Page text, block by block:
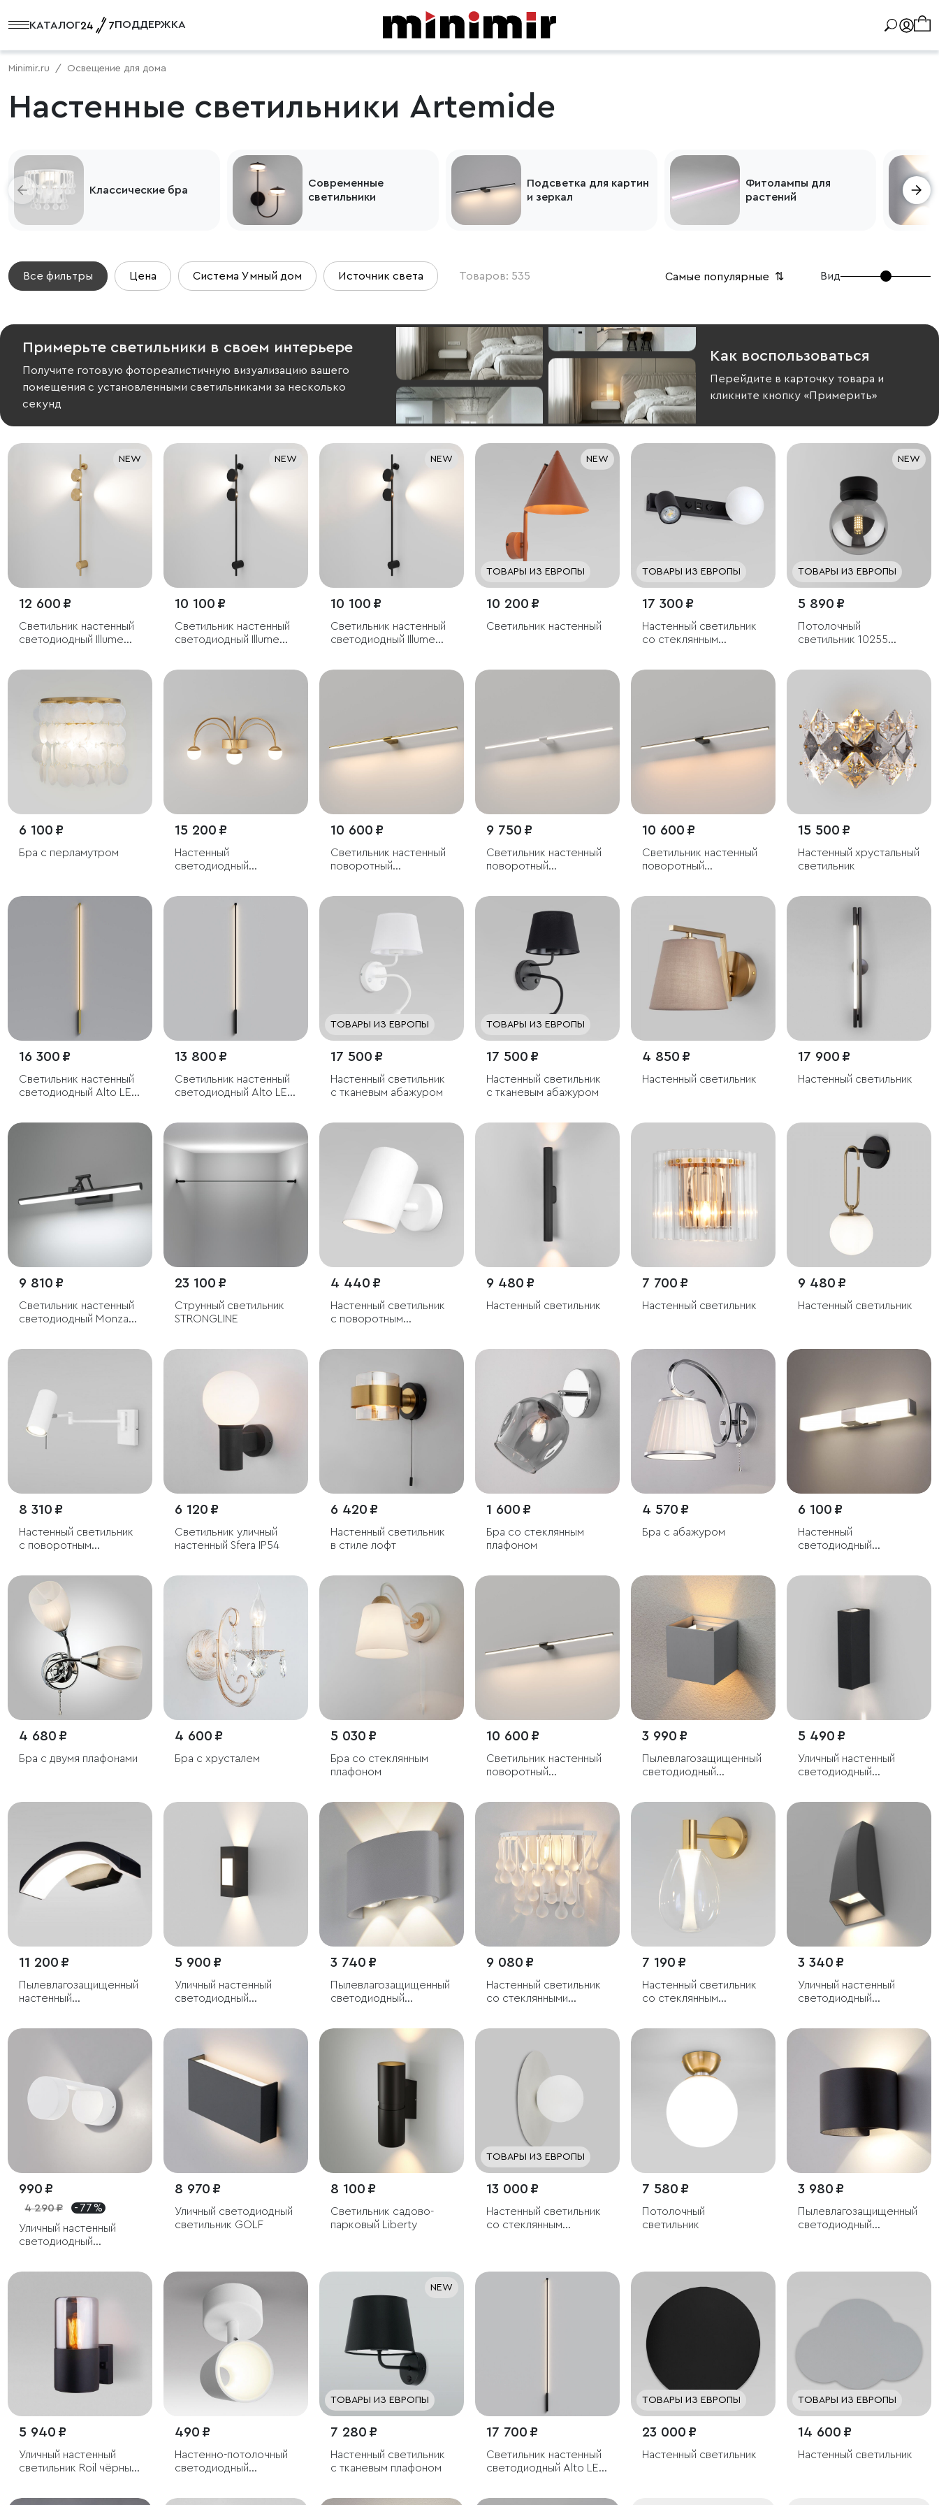
КАТАЛОГ ПОДДЕРЖКА
Minimir.ru Освещение для дома
Настенные светильники Artemide
Классические бра
Современные
светильники
Подсветка для картин
и зеркал
Фитолампы для
растений
Все фильтры Цена Система Умный дом Источник света Товаров: 535 Самые популярные ⇅ Вид
Примерьте светильники в своем интерьере
Получите готовую фотореалистичную визуализацию вашего
помещения с установленными светильниками за несколько
секунд
Как воспользоваться
Перейдите в карточку товара и
кликните кнопку «Примерить»
NEW
12 600 ₽
Cветильник настенный
светодиодный Illume
NEW
10 100 ₽
Светильник настенный
светодиодный Illume
NEW
10 100 ₽
Cветильник настенный
светодиодный Illume
NEW
ТОВАРЫ ИЗ ЕВРОПЫ
10 200 ₽
Светильник настенный
ТОВАРЫ ИЗ ЕВРОПЫ
17 300 ₽
Настенный светильник
со стеклянным
NEW
ТОВАРЫ ИЗ ЕВРОПЫ
5 890 ₽
Потолочный
светильник 10255
6 100 ₽
Бра с перламутром
15 200 ₽
Настенный
светодиодный
10 600 ₽
Cветильник настенный
поворотный
9 750 ₽
Светильник настенный
поворотный
10 600 ₽
Светильник настенный
поворотный
15 500 ₽
Настенный хрустальный
светильник
16 300 ₽
Светильник настенный
светодиодный Alto LED
13 800 ₽
Светильник настенный
светодиодный Alto LED
ТОВАРЫ ИЗ ЕВРОПЫ
17 500 ₽
Настенный светильник
с тканевым абажуром
ТОВАРЫ ИЗ ЕВРОПЫ
17 500 ₽
Настенный светильник
с тканевым абажуром
4 850 ₽
Настенный светильник
17 900 ₽
Настенный светильник
9 810 ₽
Светильник настенный
светодиодный Monza
23 100 ₽
Струнный светильник
STRONGLINE
4 440 ₽
Настенный светильник
с поворотным
9 480 ₽
Настенный светильник
7 700 ₽
Настенный светильник
9 480 ₽
Настенный светильник
8 310 ₽
Настенный светильник
с поворотным
6 120 ₽
Светильник уличный
настенный Sfera IP54
6 420 ₽
Настенный светильник
в стиле лофт
1 600 ₽
Бра со стеклянным
плафоном
4 570 ₽
Бра с абажуром
6 100 ₽
Настенный
светодиодный
4 680 ₽
Бра с двумя плафонами
4 600 ₽
Бра с хрусталем
5 030 ₽
Бра со стеклянным
плафоном
10 600 ₽
Светильник настенный
поворотный
3 990 ₽
Пылевлагозащищенный
светодиодный
серый IP54
5 490 ₽
Уличный настенный
светодиодный
11 200 ₽
Пылевлагозащищенный
настенный
5 900 ₽
Уличный настенный
светодиодный
3 740 ₽
Пылевлагозащищенный
светодиодный
9 080 ₽
Настенный светильник
со стеклянными
7 190 ₽
Настенный светильник
со стеклянным
3 340 ₽
Уличный настенный
светодиодный
990 ₽
4 290 ₽
- 77 %
Уличный настенный
светодиодный
8 970 ₽
Уличный светодиодный
светильник GOLF
8 100 ₽
Светильник садово-
парковый Liberty
ТОВАРЫ ИЗ ЕВРОПЫ
13 000 ₽
Настенный светильник
со стеклянным
7 580 ₽
Потолочный
светильник
3 980 ₽
Пылевлагозащи­щенный
светодиодный
5 940 ₽
Уличный настенный
светильник Roil чёрный
490 ₽
Настенно-потолочный
светодиодный
NEW
ТОВАРЫ ИЗ ЕВРОПЫ
7 280 ₽
Настенный светильник
с тканевым плафоном
17 700 ₽
Светильник настенный
светодиодный Alto LED
ТОВАРЫ ИЗ ЕВРОПЫ
23 000 ₽
Настенный светильник
ТОВАРЫ ИЗ ЕВРОПЫ
14 600 ₽
Настенный светильник